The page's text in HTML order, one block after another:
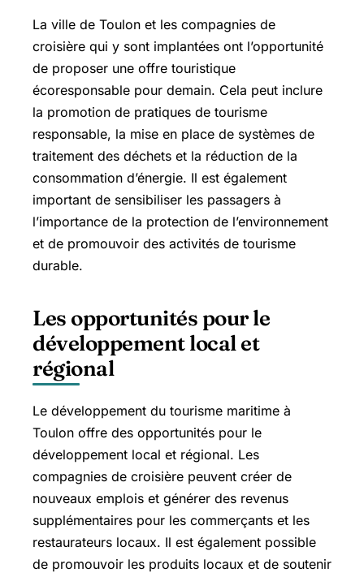
La ville de Toulon et les compagnies de
croisière qui y sont implantées ont l’opportunité
de proposer une offre touristique
écoresponsable pour demain. Cela peut inclure
la promotion de pratiques de tourisme
responsable, la mise en place de systèmes de
traitement des déchets et la réduction de la
consommation d’énergie. Il est également
important de sensibiliser les passagers à
l’importance de la protection de l’environnement
et de promouvoir des activités de tourisme
durable.
Les opportunités pour le
développement local et
régional
Le développement du tourisme maritime à
Toulon offre des opportunités pour le
développement local et régional. Les
compagnies de croisière peuvent créer de
nouveaux emplois et générer des revenus
supplémentaires pour les commerçants et les
restaurateurs locaux. Il est également possible
de promouvoir les produits locaux et de soutenir